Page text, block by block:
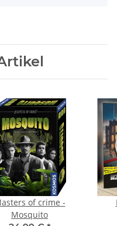
of crime -
Mosquito